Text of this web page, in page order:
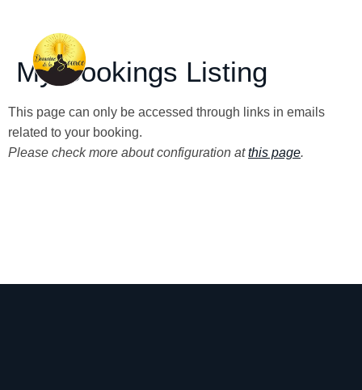
My Bookings Listing
This page can only be accessed through links in emails
related to your booking.
Please check more about configuration atthis page.